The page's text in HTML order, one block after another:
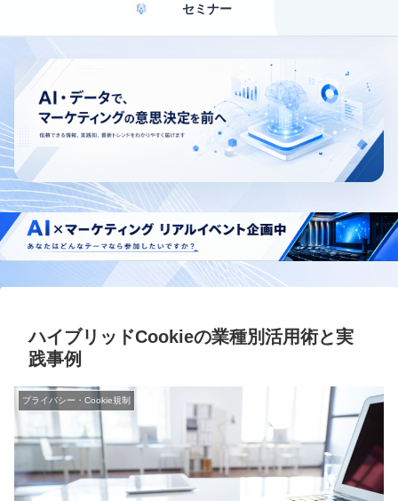
セミナー
ハイブリッドCookieの業種別活用術と実
践事例
プライバシー・Cookie規制